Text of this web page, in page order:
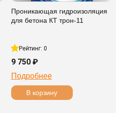
Проникающая гидроизоляция
для бетона КТ трон-11
Рейтинг: 0
9 750 ₽
Подробнее
В корзину